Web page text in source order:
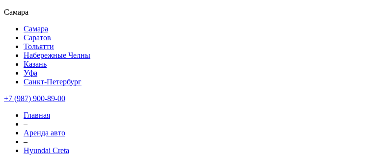
Самара
Самара
Саратов
Тольятти
Набережные Челны
Казань
Уфа
Санкт-Петербург
+7 (987) 900-89-00
Главная
–
Аренда авто
–
Hyundai Creta